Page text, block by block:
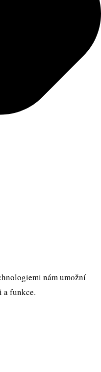
nám umožní
a funkce.